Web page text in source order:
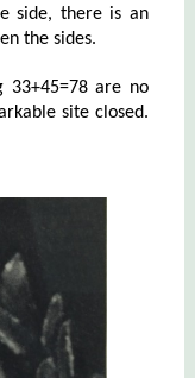
side, there is an
the sides.
33+45=78 are no
site closed.